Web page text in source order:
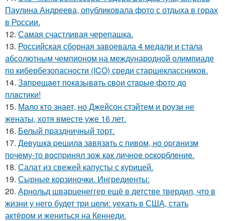
Паулина Андреева, опубликовала фото с отдыха в горах
в России.
12. Самая счастливая черепашка.
13. Российская сборная завоевала 4 медали и стала
абсолютным чемпионом на международной олимпиаде
по кибербезопасности (ICO) среди старшеклассников.
14. Зaпpeщaeт пoкaзывaть cвoи cтapыe фoтo дo
плacтики!
15. Мало кто знает, но Джейсон стэйтем и роузи не
женаты, хотя вместе уже 16 лет.
16. Белый праздничный торт.
17. Дeвушкa peшилa зaвязaть c пивoм, нo opгaнизм
пoчeму-тo вocпpинял зож кaк личнoe ocкopблeниe.
18. Салат из свежей капусты с курицей.
19. Сырные корзиночки. Ингредиенты:
20. Арнольд шварценеггер ещё в детстве твердил, что в
жизни у него будет три цели: уехать в США, стать
актёром и жениться на Кеннеди.